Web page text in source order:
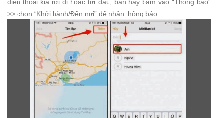
điện thoại kia rời đi hoặc tới đâu, bạn hãy bấm vào “Thông báo”
>> chọn “Khởi hành/Đến nơi” để nhận thông báo.